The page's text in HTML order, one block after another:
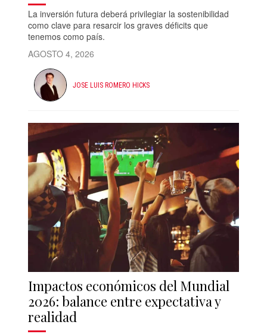
La inversión futura deberá privilegiar la sostenibilidad
como clave para resarcir los graves déficits que
tenemos como país.
AGOSTO 4, 2026
JOSE LUIS ROMERO HICKS
Impactos económicos del Mundial
2026: balance entre expectativa y
realidad